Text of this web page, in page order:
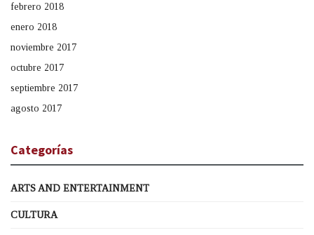
febrero 2018
enero 2018
noviembre 2017
octubre 2017
septiembre 2017
agosto 2017
Categorías
ARTS AND ENTERTAINMENT
CULTURA